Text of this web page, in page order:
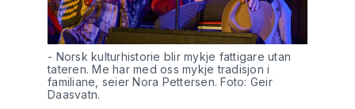
- Norsk kulturhistorie blir mykje fattigare utan
tateren. Me har med oss mykje tradisjon i
familiane, seier Nora Pettersen. Foto: Geir
Daasvatn.